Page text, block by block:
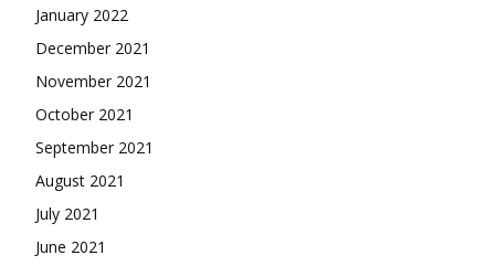
January 2022
December 2021
November 2021
October 2021
September 2021
August 2021
July 2021
June 2021